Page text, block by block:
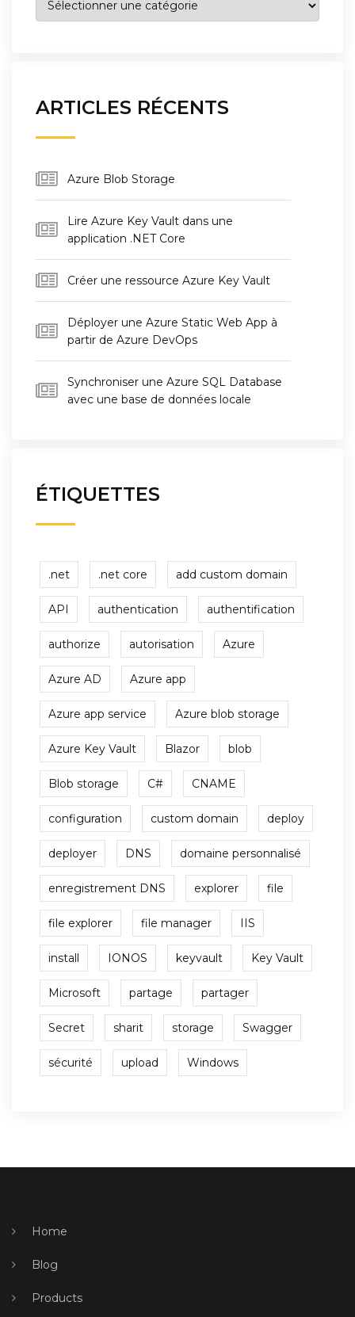
ARTICLES RÉCENTS
Azure Blob Storage
Lire Azure Key Vault dans une
application .NET Core
Créer une ressource Azure Key Vault
Déployer une Azure Static Web App à
partir de Azure DevOps
Synchroniser une Azure SQL Database
avec une base de données locale
ÉTIQUETTES
.net .net core add custom domain
API authentication authentification
authorize autorisation Azure
Azure AD Azure app
Azure app service Azure blob storage
Azure Key Vault Blazor blob
Blob storage C# CNAME
configuration custom domain deploy
deployer DNS domaine personnalisé
enregistrement DNS explorer file
file explorer file manager IIS
install IONOS keyvault Key Vault
Microsoft partage partager
Secret sharit storage Swagger
sécurité upload Windows
Home
Blog
Products